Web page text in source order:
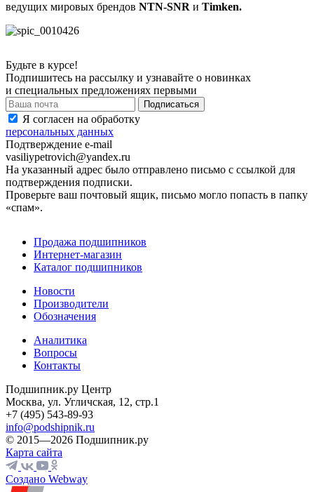
ведущих мировых брендов NTN-SNR и Timken.
Будьте в курсе!
Подпишитесь на рассылку и узнавайте о новинках
и специальных предложениях первыми
Я согласен на обработку
персональных данных
Подтверждение e-mail
vasiliypetrovich@yandex.ru
На указанный адрес было отправлено письмо с ссылкой для
подтверждения подписки.
Проверьте ваш почтовый ящик, письмо могло попасть в папку
«спам».
Продажа подшипников
Интернет-магазин
Каталог подшипников
Новости
Производители
Обозначения
Аналитика
Вопросы
Контакты
Подшипник.ру Центр
Москва, ул. Угличская, 12, стр.1
+7 (495) 543-89-93
info@podshipnik.ru
© 2015—2026 Подшипник.ру
Карта сайта
Создано Webway